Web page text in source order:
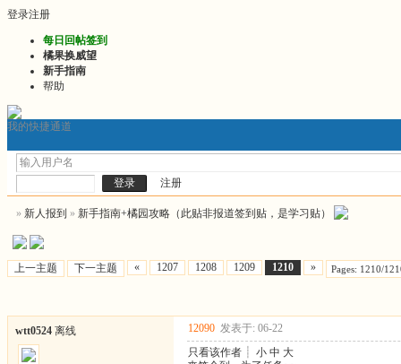
登录注册
每日回帖签到
橘果换威望
新手指南
帮助
我的快捷通道
论坛
注册
» 新人报到 » 新手指南+橘园攻略（此贴非报道签到贴，是学习贴）
上一主题 下一主题 « 1207 1208 1209 1210 » Pages: 1210/
wtt0524 离线 12090 发表于: 06-22
只看该作者 ┊ 小 中 大